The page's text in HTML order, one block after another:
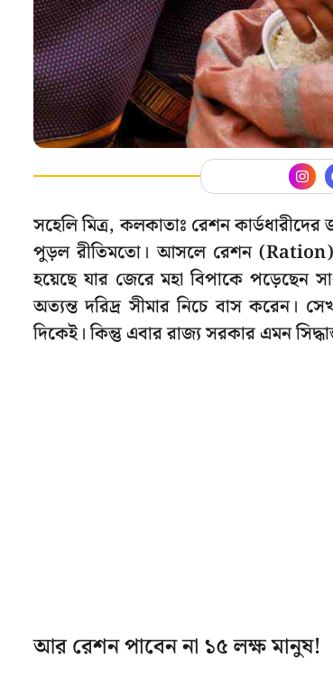
সহেলি মিত্র, কলকাতাঃ রেশন
পুড়ল রীতিমতো। আসলে রেশন (Ration)
হয়েছে যার জেরে মহা বিপাকে পড়েছেন
অত্যন্ত দরিদ্র সীমার নিচে বাস করেন।
দিকেই। কিন্তু এবার রাজ্য সরকার এমন
আর রেশন পাবেন না ১৫ লক্ষ মানুষ!